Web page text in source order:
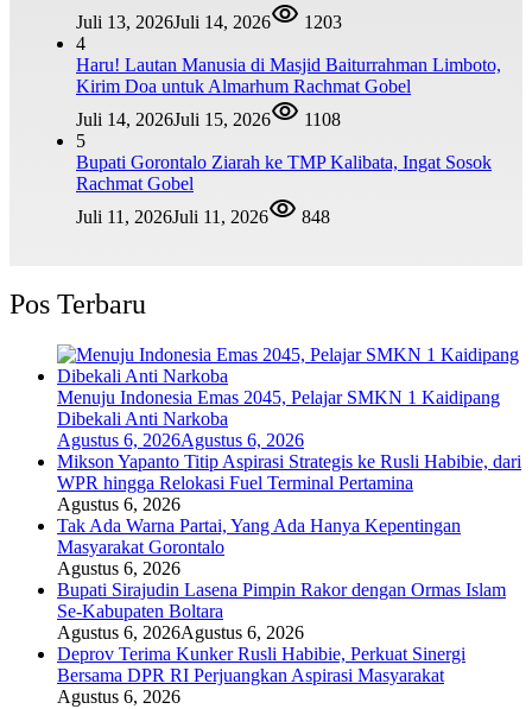
Juli 13, 2026Juli 14, 2026
1203
4
Haru! Lautan Manusia di Masjid Baiturrahman Limboto,
Kirim Doa untuk Almarhum Rachmat Gobel
Juli 14, 2026Juli 15, 2026
1108
5
Bupati Gorontalo Ziarah ke TMP Kalibata, Ingat Sosok
Rachmat Gobel
Juli 11, 2026Juli 11, 2026 848
Pos Terbaru
Menuju Indonesia Emas 2045, Pelajar SMKN 1 Kaidipang
Dibekali Anti Narkoba
Agustus 6, 2026Agustus 6, 2026
Mikson Yapanto Titip Aspirasi Strategis ke Rusli Habibie, dari
WPR hingga Relokasi Fuel Terminal Pertamina
Agustus 6, 2026
Tak Ada Warna Partai, Yang Ada Hanya Kepentingan
Masyarakat Gorontalo
Agustus 6, 2026
Bupati Sirajudin Lasena Pimpin Rakor dengan Ormas Islam
Se-Kabupaten Boltara
Agustus 6, 2026Agustus 6, 2026
Deprov Terima Kunker Rusli Habibie, Perkuat Sinergi
Bersama DPR RI Perjuangkan Aspirasi Masyarakat
Agustus 6, 2026